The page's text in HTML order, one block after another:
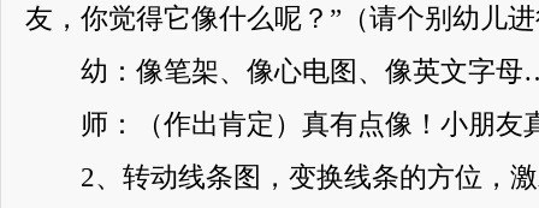
友，你觉得它像什么呢？”（请个别幼儿
幼：像笔架、像心电图、像英文字
师：（作出肯定）真有点像！小朋友
2、转动线条图，变换线条的方位，激